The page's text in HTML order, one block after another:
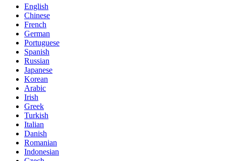
English
Chinese
French
German
Portuguese
Spanish
Russian
Japanese
Korean
Arabic
Irish
Greek
Turkish
Italian
Danish
Romanian
Indonesian